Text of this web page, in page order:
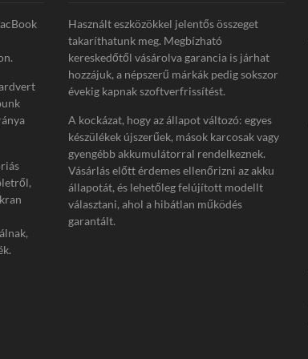
Használt eszközökkel jelentős összeget
takaríthatunk meg. Megbízható
kereskedőtől vásárolva garancia is járhat
hozzájuk, a népszerű márkák pedig sokszor
évekig kapnak szoftverfrissítést.
A kockázat, hogy az állapot változó: egyes
készülékek újszerűek, mások karcosak vagy
gyengébb akkumulátorral rendelkeznek.
Vásárlás előtt érdemes ellenőrizni az akku
állapotát, és lehetőleg felújított modellt
választani, ahol a hibátlan működés
garantált.